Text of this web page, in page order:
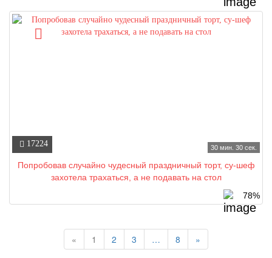
30 мин. 30 сек.
17224
Попробовав случайно чудесный праздничный торт, су-шеф
захотела трахаться, а не подавать на стол
78%
« 1 (current)
2 3 … 8 »